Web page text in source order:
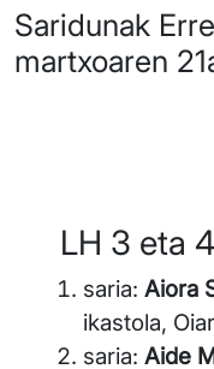
Saridunak
martxoaren
LH 3 eta 4
saria: Aiora
ikastola,
saria: Aide